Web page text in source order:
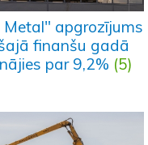
Metal" apgrozījums
finanšu gadā
par 9,2% (5)